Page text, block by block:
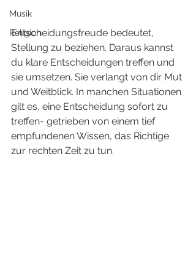
Musik
Religion
Entscheidungsfreude bedeutet,
Stellung zu beziehen. Daraus kannst
du klare Entscheidungen treffen und
sie umsetzen. Sie verlangt von dir Mut
und Weitblick. In manchen Situationen
gilt es, eine Entscheidung sofort zu
treffen- getrieben von einem tief
empfundenen Wissen, das Richtige
zur rechten Zeit zu tun.